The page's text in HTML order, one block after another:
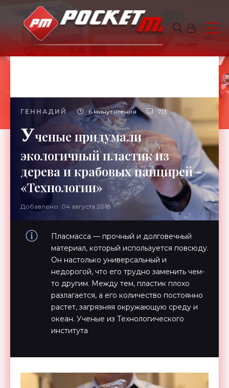
ГЕННАДИЙ 6 минут чтения 713
Ученые придумали
экологичный пластик из
дерева и крабовых панцирей -
«Технологии»
Добавлено: 04 августа 2018
Пласмасса — прочный и долговечный
материал, который используется повсюду.
Он настолько универсальный и
недорогой, что его трудно заменить чем-
то другим. Между тем, пластик плохо
разлагается, а его количество постоянно
растет, загрязняя окружающую среду и
океан. Ученые из Технологического
института